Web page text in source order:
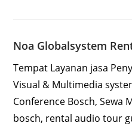
Noa Globalsystem
Tempat Layanan jasa
Visual & Multimedia
Conference Bosch, Sewa
bosch, rental audio tour